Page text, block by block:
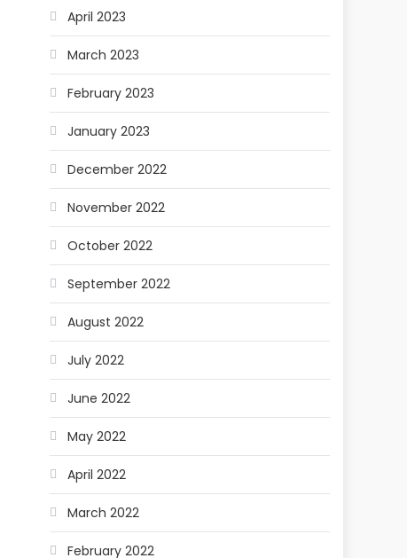
April 2023
March 2023
February 2023
January 2023
December 2022
November 2022
October 2022
September 2022
August 2022
July 2022
June 2022
May 2022
April 2022
March 2022
February 2022